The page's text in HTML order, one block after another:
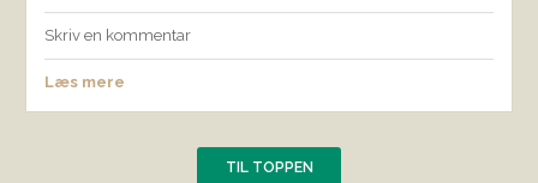
Skriv en kommentar
Læs mere
TIL TOPPEN